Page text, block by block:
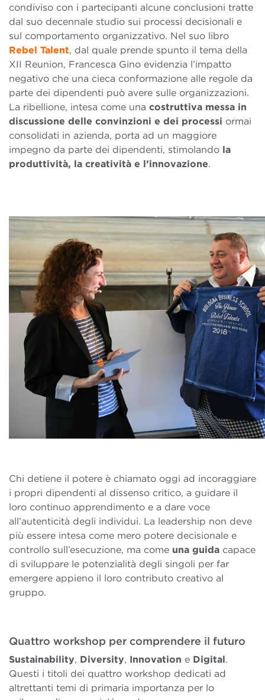
condiviso con i partecipanti alcune conclusioni tratte
dal suo decennale studio sui processi decisionali e
sul comportamento organizzativo. Nel suo libro
Rebel Talent, dal quale prende spunto il tema della
XII Reunion, Francesca Gino evidenzia l’impatto
negativo che una cieca conformazione alle regole da
parte dei dipendenti può avere sulle organizzazioni.
La ribellione, intesa come una costruttiva messa in
discussione delle convinzioni e dei processi ormai
consolidati in azienda, porta ad un maggiore
impegno da parte dei dipendenti, stimolando la
produttività, la creatività e l’innovazione.
Chi detiene il potere è chiamato oggi ad incoraggiare
i propri dipendenti al dissenso critico, a guidare il
loro continuo apprendimento e a dare voce
all’autenticità degli individui. La leadership non deve
più essere intesa come mero potere decisionale e
controllo sull’esecuzione, ma come una guida capace
di sviluppare le potenzialità degli singoli per far
emergere appieno il loro contributo creativo al
gruppo.
Quattro workshop per comprendere il futuro
Sustainability, Diversity, Innovation e Digital.
Questi i titoli dei quattro workshop dedicati ad
altrettanti temi di primaria importanza per lo